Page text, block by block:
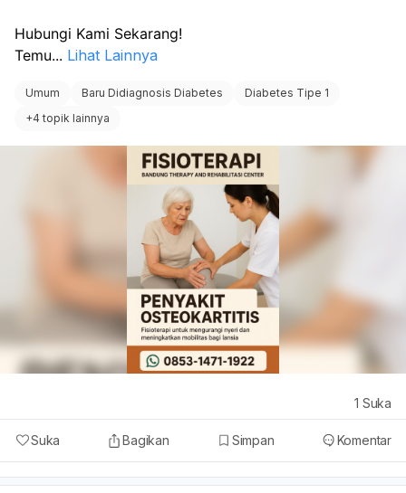
Hubungi Kami Sekarang!
Temu... Lihat Lainnya
Umum Baru Didiagnosis Diabetes
Diabetes Tipe 1
+4 topik lainnya
Suka Bagikan Simpan Komentar
1 Suka